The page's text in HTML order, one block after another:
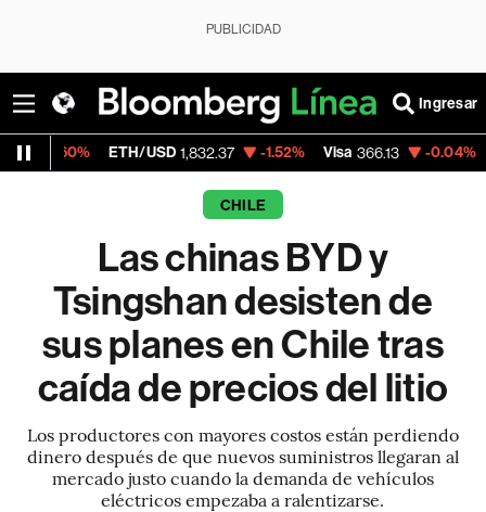
PUBLICIDAD
Ingresar
ETH/USD 1,832.37 -1.52% Visa 366.13 -0.04%
CHILE
Las chinas BYD y
Tsingshan desisten de
sus planes en Chile tras
caída de precios del litio
Los productores con mayores costos están perdiendo
dinero después de que nuevos suministros llegaran al
mercado justo cuando la demanda de vehículos
eléctricos empezaba a ralentizarse.